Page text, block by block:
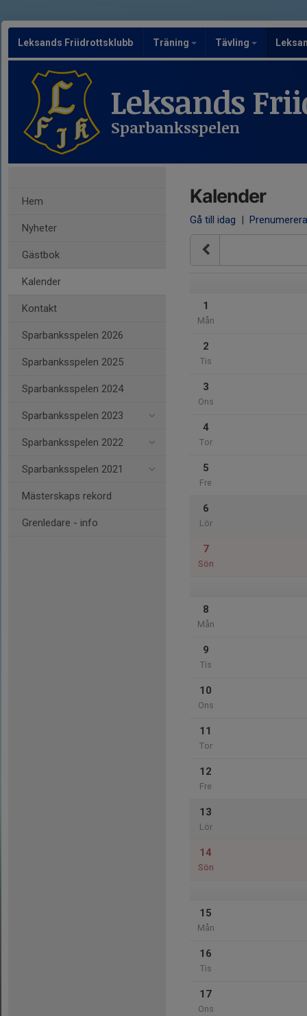
Leksands Friidrottsklubb Träning Tävling
Leksands
Sparbanksspelen
Hem
Nyheter
Gästbok
Kalender
Kontakt
Sparbanksspelen 2026
Sparbanksspelen 2025
Sparbanksspelen 2024
Sparbanksspelen 2023
Sparbanksspelen 2022
Sparbanksspelen 2021
Mästerskaps rekord
Grenledare - info
Kalender
Gå till idag | Prenumerera
1
Mån
2
Tis
3
Ons
4
Tor
5
Fre
6
Lör
7
Sön
8
Mån
9
Tis
10
Ons
11
Tor
12
Fre
13
Lör
14
Sön
15
Mån
16
Tis
17
Ons